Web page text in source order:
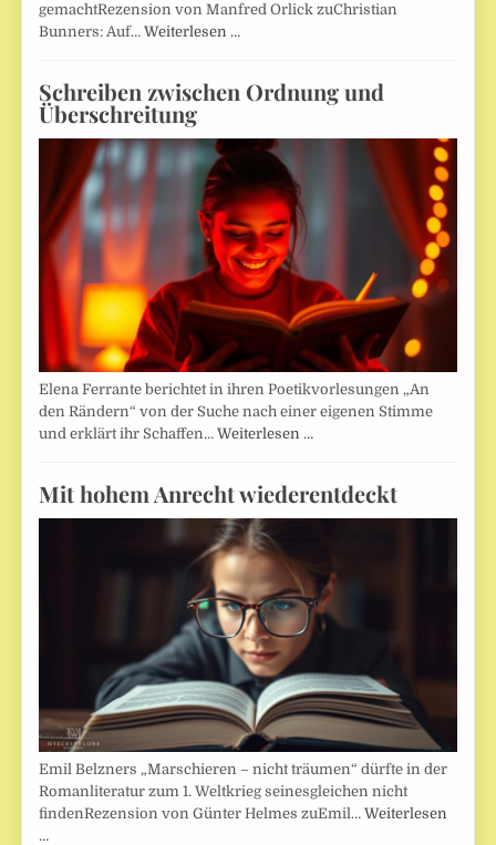
gemachtRezension von Manfred Orlick zuChristian
Bunners: Auf…Weiterlesen …
Schreiben zwischen Ordnung und
Überschreitung
Elena Ferrante berichtet in ihren Poetikvorlesungen „An
den Rändern“ von der Suche nach einer eigenen Stimme
und erklärt ihr Schaffen…Weiterlesen …
Mit hohem Anrecht wiederentdeckt
Emil Belzners „Marschieren – nicht träumen“ dürfte in der
Romanliteratur zum 1. Weltkrieg seinesgleichen nicht
findenRezension von Günter Helmes zuEmil…Weiterlesen
…